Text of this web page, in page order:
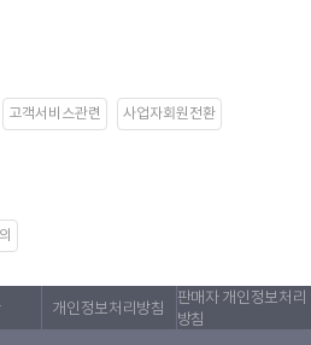
고객서비스관련 사업자회원전환
개인정보처리방침
판매자 개인정보처리
방침